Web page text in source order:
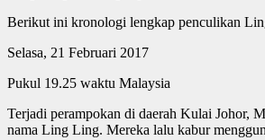
Berikut ini kronologi lengkap penculikan
Selasa, 21 Februari 2017
Pukul 19.25 waktu Malaysia
Terjadi perampokan di daerah Kulai Johor,
nama Ling Ling. Mereka lalu kabur